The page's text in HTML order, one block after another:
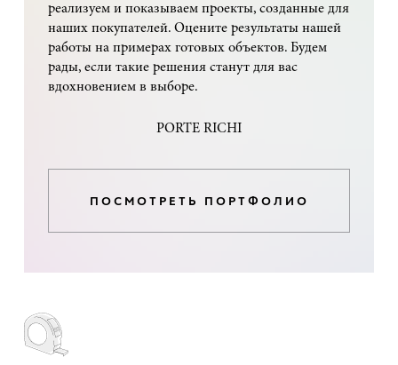
реализуем и показываем проекты, созданные для
наших покупателей. Оцените результаты нашей
работы на примерах готовых объектов. Будем
рады, если такие решения станут для вас
вдохновением в выборе.
PORTE RICHI
ПОСМОТРЕТЬ ПОРТФОЛИО